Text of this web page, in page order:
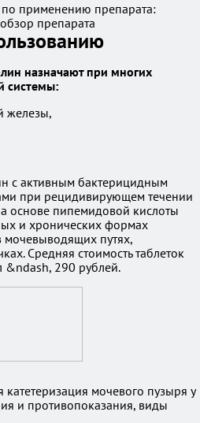
применению препарата:
препарата
назначают при многих
системы:
железы,
с активным бактерицидным
при рецидивирующем течении
основе пипемидовой кислоты
и хронических формах
путях,
Средняя стоимость таблеток
&ndash, 290 рублей.
катетеризация мочевого пузыря у
и противопоказания, виды